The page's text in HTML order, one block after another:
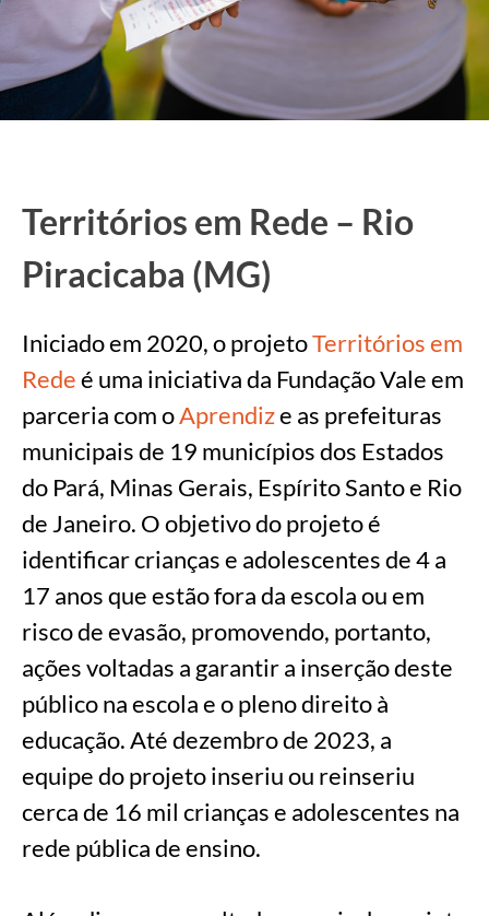
Territórios em Rede – Rio
Piracicaba (MG)
Iniciado em 2020, o projetoTerritórios em
Redeé uma iniciativa da Fundação Vale em
parceria com oAprendize as prefeituras
municipais de 19 municípios dos Estados
do Pará, Minas Gerais, Espírito Santo e Rio
de Janeiro. O objetivo do projeto é
identificar crianças e adolescentes de 4 a
17 anos que estão fora da escola ou em
risco de evasão, promovendo, portanto,
ações voltadas a garantir a inserção deste
público na escola e o pleno direito à
educação. Até dezembro de 2023, a
equipe do projeto inseriu ou reinseriu
cerca de 16 mil crianças e adolescentes na
rede pública de ensino.